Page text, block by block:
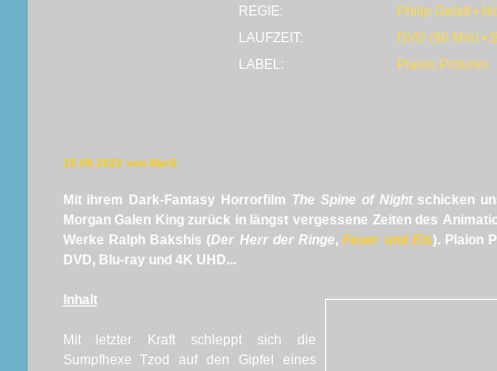
REGIE:
Philip Gelatt •
LAUFZEIT:
DVD (90 Min) •
LABEL:
Plaion Pictures
15.09.2022 von MarS
Mit ihrem Dark-Fantasy Horrorfilm The Spine of Nightschicken
Morgan Galen King zurück in längst vergessene Zeiten des
Werke Ralph Bakshis (Der Herr der Ringe,Feuer und Eis). Plaion
DVD, Blu-ray und 4K UHD...
Inhalt
Mit letzter Kraft schleppt sich die
Sumpfhexe Tzod auf den Gipfel eines